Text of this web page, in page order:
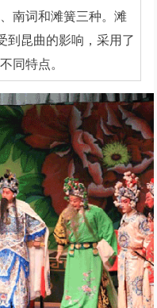
南词和滩簧三种。滩
到昆曲的影响，采用了
同特点。